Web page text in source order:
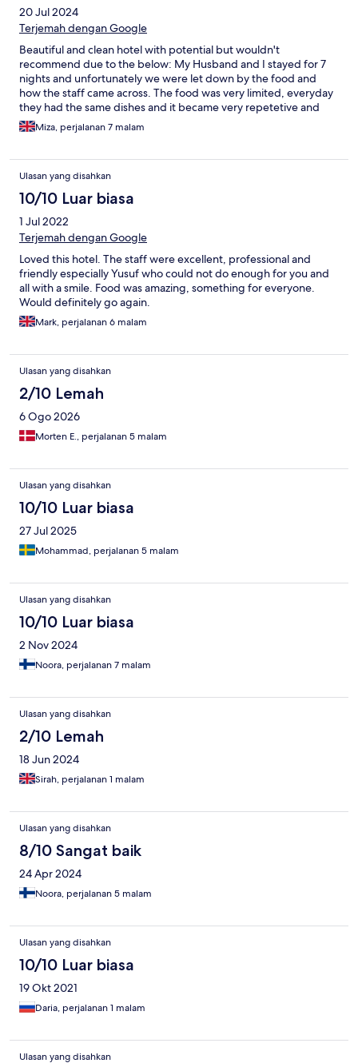
20 Jul 2024
Terjemah dengan Google
Beautiful and clean hotel with potential but wouldn't
recommend due to the below: My Husband and I stayed for 7
nights and unfortunately we were let down by the food and
how the staff came across. The food was very limited, everyday
they had the same dishes and it became very repetetive and
frustating. The food hardly had any flavour and it was such a let
down,as turkish people normally know how to cook!! You could
beyond, sad. There was lack of care as to whether the customer
is happy or not. As you are serving dinner there are staff
members sweeping the floor, how rude.You are not allowed to
eat food in the snack bar after 12am as its only for the late
comers, this was not something they tell you when you arrive.
They just stop you from entering the snack bar - rude. Night
and staff members did the bare minimum to entertain guests.
You can hear the sorrunding hotels having more fun and
enjoying, this hotel plays music low as if its a hotel for
pensioners. Animation team are constanly annoying guests
trying to sell tickets to night clubs and bingo, ever thought that
getting exploited whilst trying to have their holiday. The Hotel's
nightclub stank like poo, the hotel is meant to be all inclusive
but, again they are charging guests for drinks at the so called
night club.!!!!!!!!!!!
Miza, perjalanan 7 malam
Ulasan yang disahkan
10/10 Luar biasa
1 Jul 2022
Terjemah dengan Google
Loved this hotel. The staff were excellent, professional and
friendly especially Yusuf who could not do enough for you and
all with a smile. Food was amazing, something for everyone.
Would definitely go again.
Mark, perjalanan 6 malam
Ulasan yang disahkan
2/10 Lemah
6 Ogo 2026
Morten E., perjalanan 5 malam
Ulasan yang disahkan
10/10 Luar biasa
27 Jul 2025
Mohammad, perjalanan 5 malam
Ulasan yang disahkan
10/10 Luar biasa
2 Nov 2024
Noora, perjalanan 7 malam
Ulasan yang disahkan
2/10 Lemah
18 Jun 2024
Sirah, perjalanan 1 malam
Ulasan yang disahkan
8/10 Sangat baik
24 Apr 2024
Noora, perjalanan 5 malam
Ulasan yang disahkan
10/10 Luar biasa
19 Okt 2021
Daria, perjalanan 1 malam
Ulasan yang disahkan